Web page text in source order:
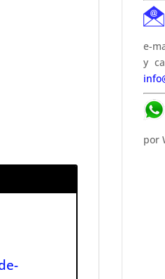
e-
y
por